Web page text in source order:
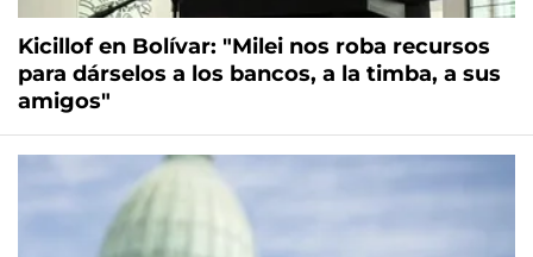
Kicillof en Bolívar: "Milei nos roba recursos
para dárselos a los bancos, a la timba, a sus
amigos"